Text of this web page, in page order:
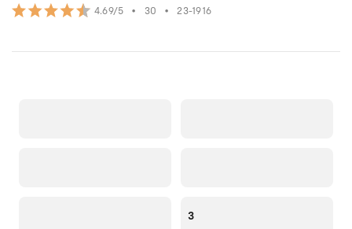
4.69/5 • 30 • 23-1916
3